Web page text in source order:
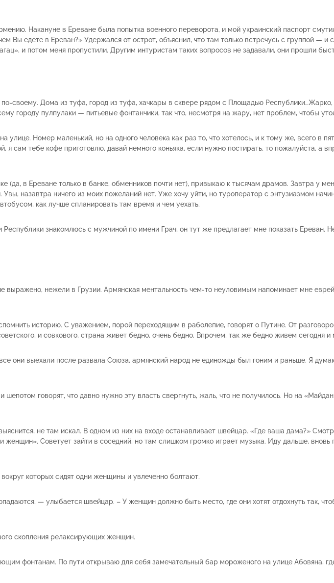
Накануне в Ереване была попытка военного переворота, и мой украинский паспорт
Вы едете в Ереван?» Удержался от острот, объяснил, что там только встречусь с группой — и
и потом меня пропустили. Другим интуристам таких вопросов не задавали, они прошли
своему. Дома из туфа, город из туфа, хачкары в сквере рядом с Площадью Республики…Жарко,
городу пулпулаки — питьевые фонтанчики, так что, несмотря на жару, нет проблем, чтобы
Номер маленький, но на одного человека как раз то, что хотелось, и к тому же, всего в
сам тебе кофе приготовлю, давай немного коньяка, если нужно постирать, то пожалуйста, а
(да, в Ереване только в банке, обменников почти нет), привыкаю к тысячам драмов. Завтра у
назавтра ничего из моих пожеланий нет. Уже хочу уйти, но туроператор с энтузиазмом
как лучше спланировать там время и чем уехать.
знакомлюсь с мужчиной по имени Грач, он тут же предлагает мне показать Ереван.
выражено, нежели в Грузии. Армянская ментальность чем-то неуловимым напоминает мне
историю. С уважением, порой переходящим в раболепие, говорят о Путине. От
и совкового, страна живет бедно, очень бедно. Впрочем, так же бедно живем сегодня
они выехали после развала Союза, армянский народ не единожды был гоним и раньше. Я
говорят, что давно нужно эту власть свергнуть, жаль, что не получилось. Но на
не там искал. В одном из них на входе останавливает швейцар. «Где ваша дама?»
Советует зайти в соседний, но там слишком громко играет музыка. Иду дальше, вновь
которых сидят одни женщины и увлеченно болтают.
— улыбается швейцар. – У женщин должно быть место, где они хотят отдохнуть так,
скопления релаксирующих женщин.
фонтанам. По пути открываю для себя замечательный бар мороженого на улице Абовяна,